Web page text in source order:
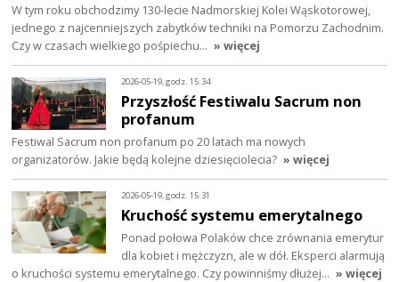
W tym roku obchodzimy 130-lecie Nadmorskiej Kolei Wąskotorowej,
jednego z najcenniejszych zabytków techniki na Pomorzu Zachodnim.
Czy w czasach wielkiego pośpiechu… » więcej
2026-05-19, godz. 15:34
Przyszłość Festiwalu Sacrum non
profanum
Festiwal Sacrum non profanum po 20 latach ma nowych
organizatorów. Jakie będą kolejne dziesięciolecia? » więcej
2026-05-19, godz. 15:31
Kruchość systemu emerytalnego
Ponad połowa Polaków chce zrównania emerytur
dla kobiet i mężczyzn, ale w dół. Eksperci alarmują
o kruchości systemu emerytalnego. Czy powinniśmy dłużej… » więcej